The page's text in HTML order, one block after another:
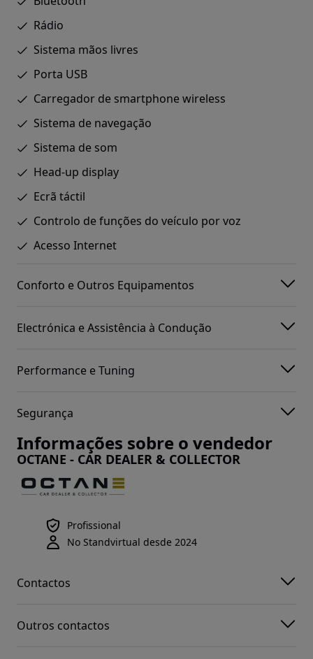
Rádio
Sistema mãos livres
Porta USB
Carregador de smartphone wireless
Sistema de navegação
Sistema de som
Head-up display
Ecrã táctil
Controlo de funções do veículo por voz
Acesso Internet
Conforto e Outros Equipamentos
Electrónica e Assistência à Condução
Performance e Tuning
Segurança
Informações sobre o vendedor
OCTANE - CAR DEALER & COLLECTOR
Profissional
No Standvirtual desde 2024
Contactos
Outros contactos